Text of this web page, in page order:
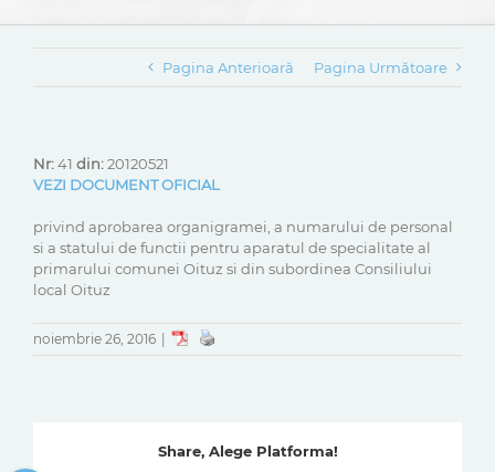
Pagina Anterioară Pagina Următoare
Nr:41 din:20120521
VEZI DOCUMENT OFICIAL
privind aprobarea organigramei, a numarului de personal
si a statului de functii pentru aparatul de specialitate al
primarului comunei Oituz si din subordinea Consiliului
local Oituz
noiembrie 26, 2016
Share, Alege Platforma!